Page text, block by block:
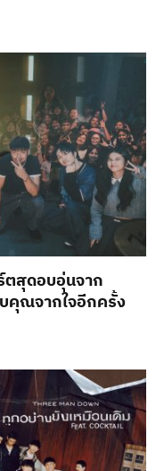
ตสุดอบอุ่นจาก
คุณจากใจอีกครั้ง